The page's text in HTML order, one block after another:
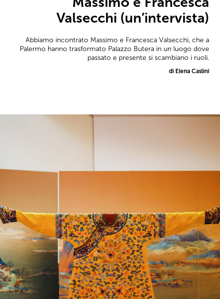
Valsecchi (un’intervista)
Abbiamo incontrato Massimo e Francesca Valsecchi, che a
Palermo hanno trasformato Palazzo Butera in un luogo dove
passato e presente si scambiano i ruoli.
di Elena Caslini